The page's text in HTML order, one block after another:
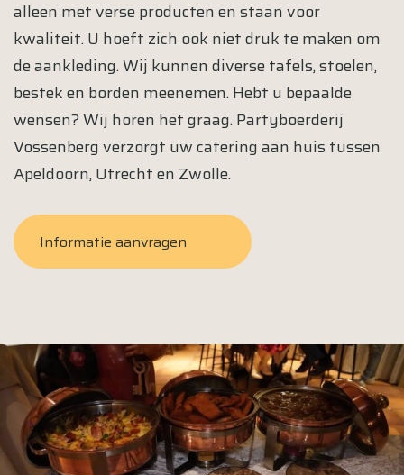
alleen met verse producten en staan voor
kwaliteit. U hoeft zich ook niet druk te maken om
de aankleding. Wij kunnen diverse tafels, stoelen,
bestek en borden meenemen. Hebt u bepaalde
wensen? Wij horen het graag. Partyboerderij
Vossenberg verzorgt uw catering aan huis tussen
Apeldoorn, Utrecht en Zwolle.
Informatie aanvragen